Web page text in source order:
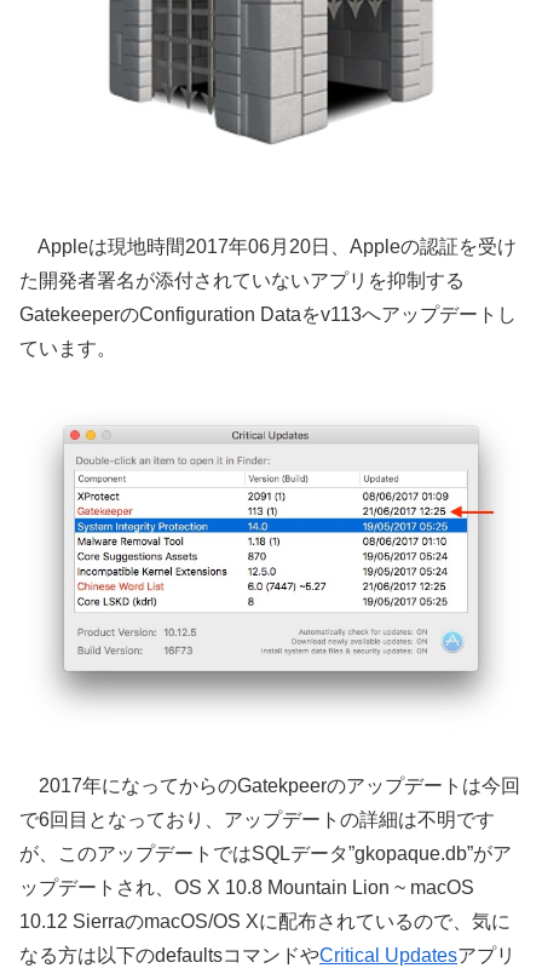
Appleは現地時間2017年06月20日、Appleの認証を受け
た開発者署名が添付されていないアプリを抑制する
GatekeeperのConfiguration Dataをv113へアップデートし
ています。
2017年になってからのGatekpeerのアップデートは今回
で6回目となっており、アップデートの詳細は不明です
が、このアップデートではSQLデータ”gkopaque.db”がア
ップデートされ、OS X 10.8 Mountain Lion ~ macOS
10.12 SierraのmacOS/OS Xに配布されているので、気に
なる方は以下のdefaultsコマンドやCritical Updatesアプリ